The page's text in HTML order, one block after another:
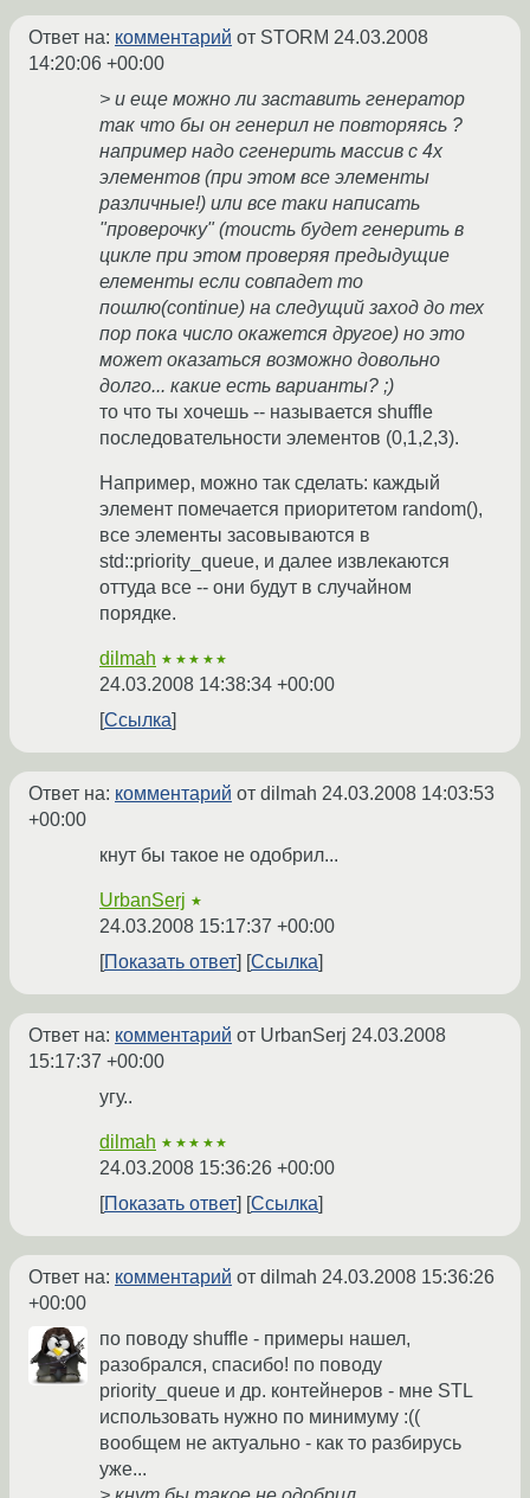
Ответ на: комментарий от STORM 24.03.2008
14:20:06 +00:00
> и еще можно ли заставить генератор
так что бы он генерил не повторяясь ?
например надо сгенерить массив с 4х
элементов (при этом все элементы
различные!) или все таки написать
"проверочку" (тоисть будет генерить в
цикле при этом проверяя предыдущие
елементы если совпадет то
пошлю(continue) на следущий заход до тех
пор пока число окажется другое) но это
может оказаться возможно довольно
долго... какие есть варианты? ;)
то что ты хочешь -- называется shuffle
последовательности элементов (0,1,2,3).
Например, можно так сделать: каждый
элемент помечается приоритетом random(),
все элементы засовываются в
std::priority_queue, и далее извлекаются
оттуда все -- они будут в случайном
порядке.
dilmah ★★★★★
24.03.2008 14:38:34 +00:00
Ссылка
Ответ на: комментарий от dilmah 24.03.2008 14:03:53
+00:00
кнут бы такое не одобрил...
UrbanSerj ★
24.03.2008 15:17:37 +00:00
Показать ответ
Ссылка
Ответ на: комментарий от UrbanSerj 24.03.2008
15:17:37 +00:00
угу..
dilmah ★★★★★
24.03.2008 15:36:26 +00:00
Показать ответ
Ссылка
Ответ на: комментарий от dilmah 24.03.2008 15:36:26
+00:00
по поводу shuffle - примеры нашел,
разобрался, спасибо! по поводу
priority_queue и др. контейнеров - мне STL
использовать нужно по минимуму :((
вообщем не актуально - как то разбирусь
уже...